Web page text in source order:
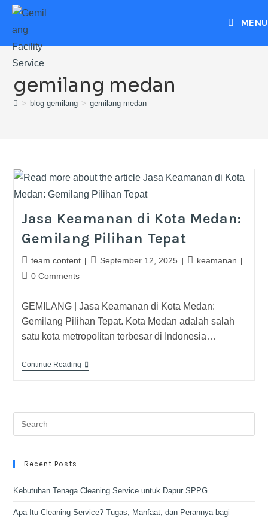
MENU
gemilang medan
> blog gemilang > gemilang medan
Jasa Keamanan di Kota Medan:
Gemilang Pilihan Tepat
team content September 12, 2025
keamanan
0 Comments
GEMILANG | Jasa Keamanan di Kota Medan:
Gemilang Pilihan Tepat. Kota Medan adalah salah
satu kota metropolitan terbesar di Indonesia…
Continue Reading
Recent Posts
Kebutuhan Tenaga Cleaning Service untuk Dapur SPPG
Apa Itu Cleaning Service? Tugas, Manfaat, dan Perannya bagi